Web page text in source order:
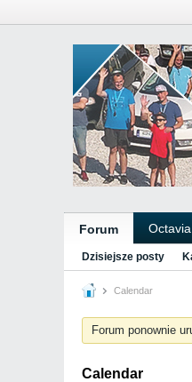
Forum
Dzisiejsze posty
Calendar
Forum ponownie
Calendar